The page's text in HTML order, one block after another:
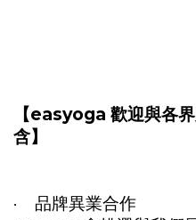
【easyoga 歡迎與各
含】
· 品牌異業合作